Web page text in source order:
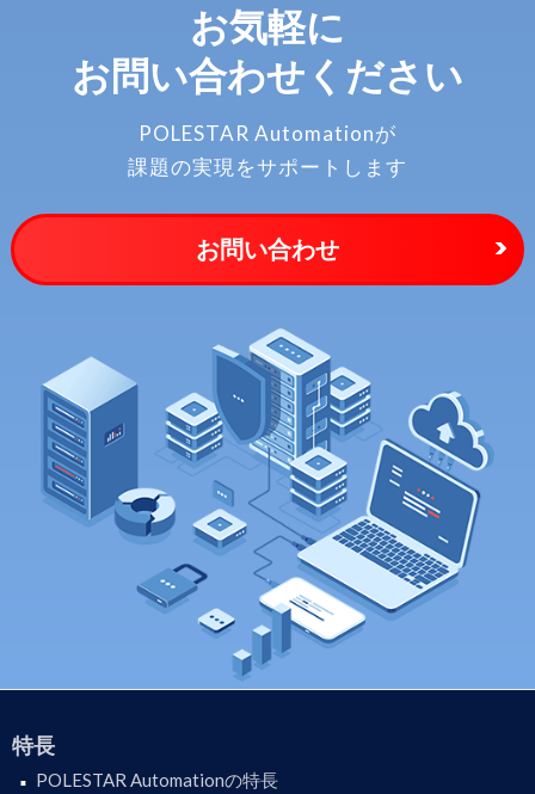
お気軽に
お問い合わせください
POLESTAR Automationが
課題の実現をサポートします
お問い合わせ
特長
POLESTAR Automationの特長